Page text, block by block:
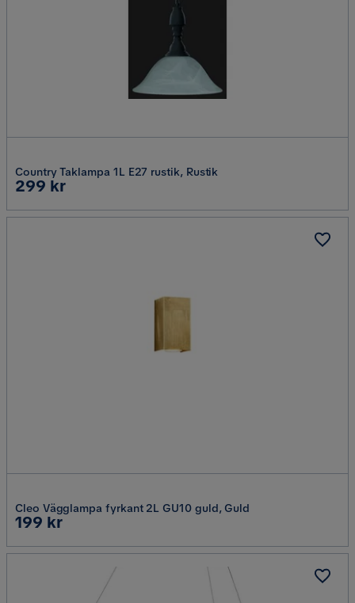
Country Taklampa 1L E27 rustik, Rustik
Pris
299 kr
Cleo Vägglampa fyrkant 2L GU10 guld, Guld
Pris
199 kr